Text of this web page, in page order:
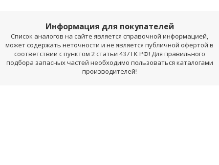
Информация для покупателей
Список аналогов на сайте является справочной информацией,
может содержать неточности и не является публичной офертой в
соответствии с пунктом 2 статьи 437 ГК РФ! Для правильного
подбора запасных частей необходимо пользоваться каталогами
производителей!